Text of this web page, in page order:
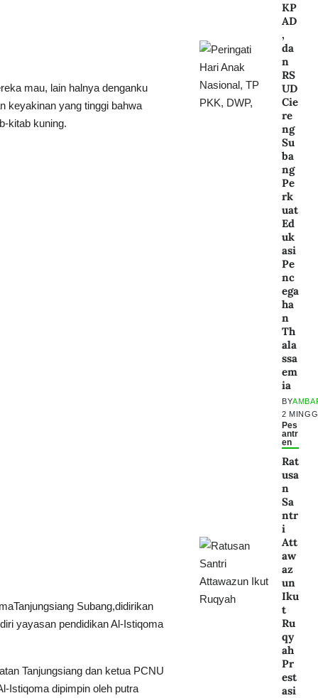
mau, lain halnya denganku
keyakinan yang tinggi bahwa
kitab kuning.
Subang,didirikan
yayasan pendidikan Al-Istiqoma
Tanjungsiang dan ketua PCNU
Istiqoma dipimpin oleh putra
KP
AD
,
da
n
RS
UD
Cie
re
ng
Su
ba
ng
Pe
rk
uat
Ed
uk
asi
Pe
nc
ega
ha
n
Th
ala
ssa
em
ia
BY
2
Pes
antr
en
Rat
usa
n
Sa
ntr
i
Att
aw
az
un
Iku
t
Ru
qy
ah
Pr
est
asi